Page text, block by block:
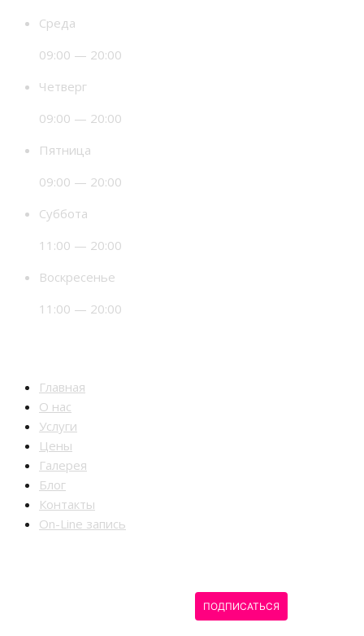
Среда
09:00 — 20:00
Четверг
09:00 — 20:00
Пятница
09:00 — 20:00
Суббота
11:00 — 20:00
Воскресенье
11:00 — 20:00
Главная
О нас
Услуги
Цены
Галерея
Блог
Контакты
On-Line запись